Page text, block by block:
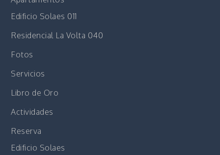
Edificio Solaes 011
Residencial La Volta 040
Fotos
Servicios
Libro de Oro
Actividades
Reserva
Edificio Solaes